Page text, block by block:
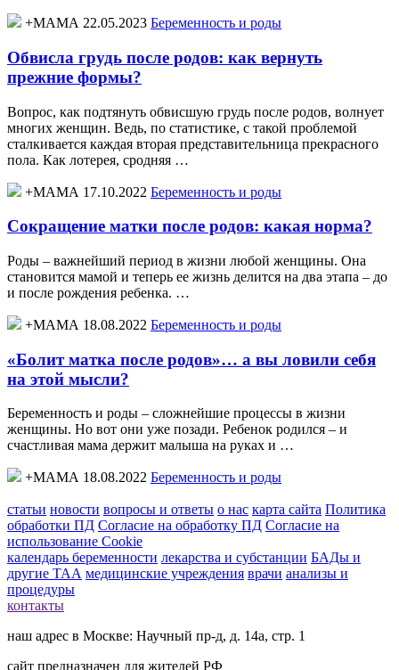
+МАМА 22.05.2023 Беременность и роды
Обвисла грудь после родов: как вернуть
прежние формы?
Вопрос, как подтянуть обвисшую грудь после родов, волнует
многих женщин. Ведь, по статистике, с такой проблемой
сталкивается каждая вторая представительница прекрасного
пола. Как лотерея, сродняя …
+МАМА 17.10.2022 Беременность и роды
Сокращение матки после родов: какая норма?
Роды – важнейший период в жизни любой женщины. Она
становится мамой и теперь ее жизнь делится на два этапа – до
и после рождения ребенка. …
+МАМА 18.08.2022 Беременность и роды
«Болит матка после родов»… а вы ловили себя
на этой мысли?
Беременность и роды – сложнейшие процессы в жизни
женщины. Но вот они уже позади. Ребенок родился – и
счастливая мама держит малыша на руках и …
+МАМА 18.08.2022 Беременность и роды
статьи новости вопросы и ответы о нас карта сайта Политика
обработки ПД Согласие на обработку ПД Согласие на
использование Cookie
календарь беременности лекарства и субстанции БАДы и
другие ТАА медицинские учреждения врачи анализы и
процедуры
контакты
наш адрес в Москве: Научный пр-д, д. 14а, стр. 1
сайт предназначен для жителей РФ